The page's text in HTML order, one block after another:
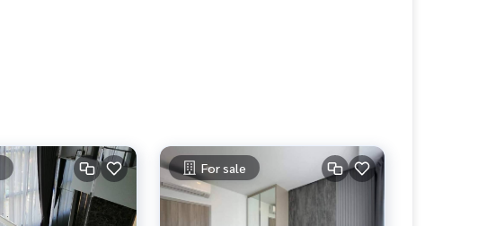
For sale